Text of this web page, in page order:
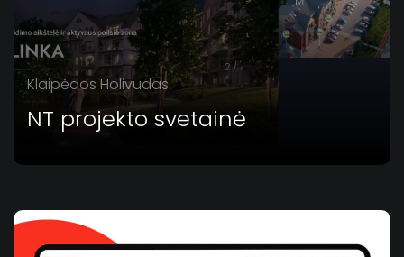
Klaipėdos Holivudas
NT projekto svetainė